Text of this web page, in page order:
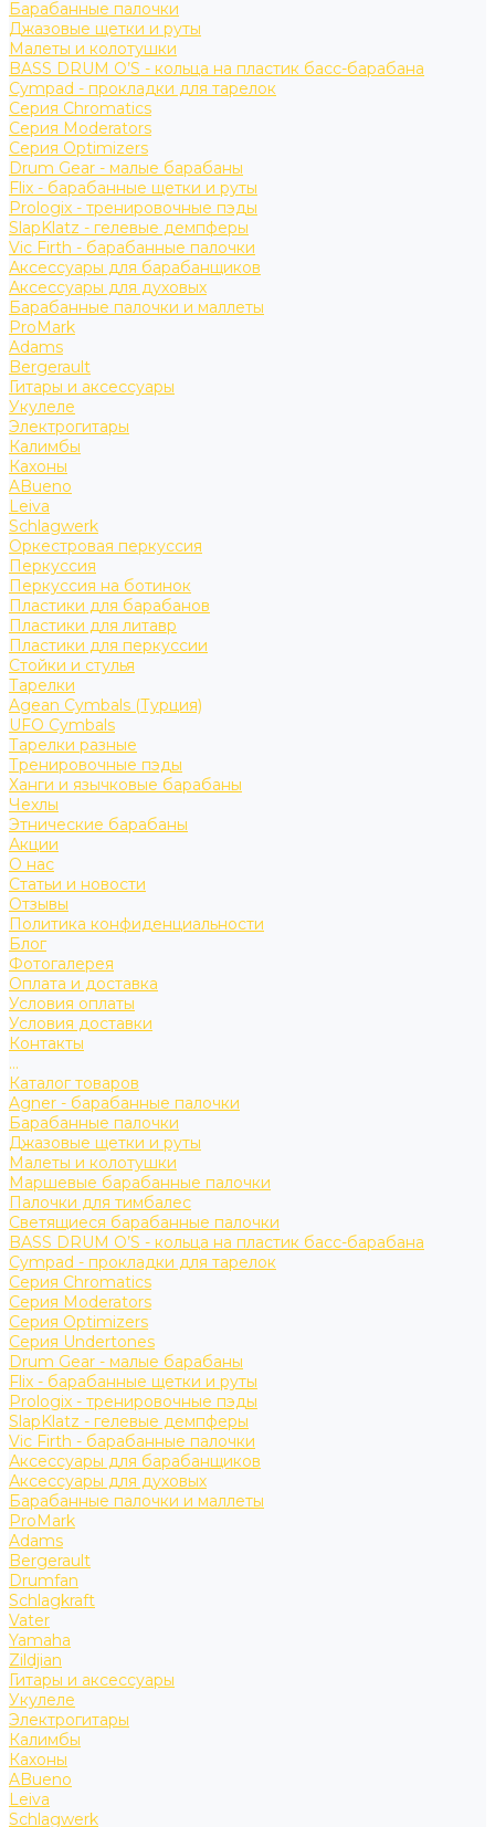
Барабанные палочки
Джазовые щетки и руты
Малеты и колотушки
BASS DRUM O’S - кольца на пластик басс-барабана
Cympad - прокладки для тарелок
Серия Chromatics
Серия Moderators
Серия Optimizers
Drum Gear - малые барабаны
Flix - барабанные щетки и руты
Prologix - тренировочные пэды
SlapKlatz - гелевые демпферы
Vic Firth - барабанные палочки
Аксессуары для барабанщиков
Аксессуары для духовых
Барабанные палочки и маллеты
ProMark
Adams
Bergerault
Гитары и аксессуары
Укулеле
Электрогитары
Калимбы
Кахоны
ABueno
Leiva
Schlagwerk
Оркестровая перкуссия
Перкуссия
Перкуссия на ботинок
Пластики для барабанов
Пластики для литавр
Пластики для перкуссии
Стойки и стулья
Тарелки
Agean Cymbals (Турция)
UFO Cymbals
Тарелки разные
Тренировочные пэды
Ханги и язычковые барабаны
Чехлы
Этнические барабаны
Акции
О нас
Статьи и новости
Отзывы
Политика конфиденциальности
Блог
Фотогалерея
Оплата и доставка
Условия оплаты
Условия доставки
Контакты
...
Каталог товаров
Agner - барабанные палочки
Барабанные палочки
Джазовые щетки и руты
Малеты и колотушки
Маршевые барабанные палочки
Палочки для тимбалес
Светящиеся барабанные палочки
BASS DRUM O’S - кольца на пластик басс-барабана
Cympad - прокладки для тарелок
Серия Chromatics
Серия Moderators
Серия Optimizers
Серия Undertones
Drum Gear - малые барабаны
Flix - барабанные щетки и руты
Prologix - тренировочные пэды
SlapKlatz - гелевые демпферы
Vic Firth - барабанные палочки
Аксессуары для барабанщиков
Аксессуары для духовых
Барабанные палочки и маллеты
ProMark
Adams
Bergerault
Drumfan
Schlagkraft
Vater
Yamaha
Zildjian
Гитары и аксессуары
Укулеле
Электрогитары
Калимбы
Кахоны
ABueno
Leiva
Schlagwerk